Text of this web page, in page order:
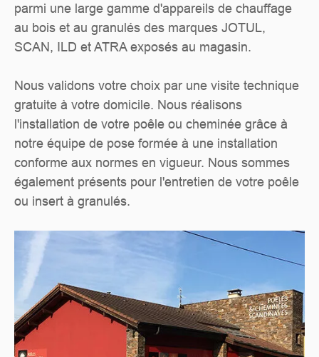
parmi une large gamme d'appareils de chauffage
au bois et au granulés des marques JOTUL,
SCAN, ILD et ATRA exposés au magasin.
Nous validons votre choix par une visite technique
gratuite à votre domicile. Nous réalisons
l'installation de votre poêle ou cheminée grâce à
notre équipe de pose formée à une installation
conforme aux normes en vigueur. Nous sommes
également présents pour l'entretien de votre poêle
ou insert à granulés.